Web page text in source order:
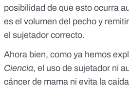
posibilidad de que esto ocurra
es el volumen del pecho y
el sujetador correcto.
Ahora bien, como ya hemos
Ciencia, el uso de sujetador ni
cáncer de mama ni evita la